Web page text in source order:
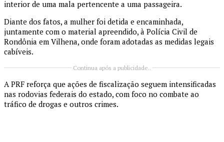
interior de uma mala pertencente a uma passageira.
Diante dos fatos, a mulher foi detida e encaminhada,
juntamente com o material apreendido, à Polícia Civil de
Rondônia em Vilhena, onde foram adotadas as medidas legais
cabíveis.
Continua após a publicidade..
A PRF reforça que ações de fiscalização seguem intensificadas
nas rodovias federais do estado, com foco no combate ao
tráfico de drogas e outros crimes.